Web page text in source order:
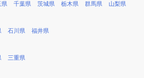
県 千葉県 茨城県 栃木県 群馬県 山梨県
石川県 福井県
三重県